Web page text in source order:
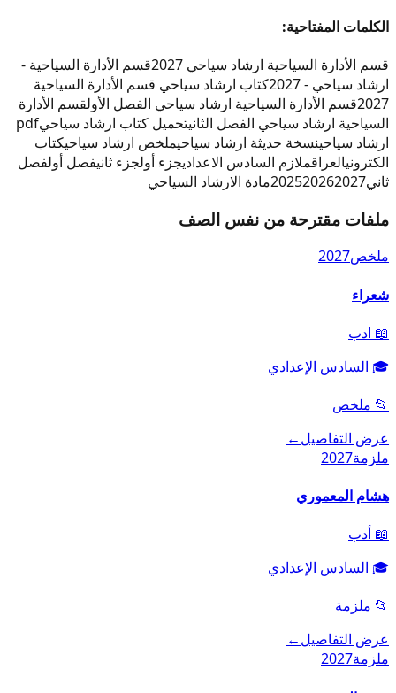
الكلمات المفتاحية:
قسم الأدارة السياحية ارشاد سياحي 2027
قسم الأدارة السياحية -
ارشاد سياحي - 2027
كتاب ارشاد سياحي قسم الأدارة السياحية
2027قسم الأدارة السياحية ارشاد سياحي الفصل الأولقسم الأدارة
السياحية ارشاد سياحي الفصل الثانيتحميل كتاب ارشاد سياحيpdf
ارشاد سياحينسخة حديثة ارشاد سياحيملخص ارشاد سياحيكتاب
الكترونيالعراقملازم السادس الاعداديجزء أولجزء ثانيفصل أولفصل
ثاني
202520262027 مادة الارشاد السياحي
ملفات مقترحة من نفس الصف
ملخص2027
شعراء
📖 ادب
🎓 السادس الإعدادي
📂 ملخص
عرض التفاصيل←
ملزمة2027
هشام المعموري
📖 أدب
🎓 السادس الإعدادي
📂 ملزمة
عرض التفاصيل←
ملزمة2027